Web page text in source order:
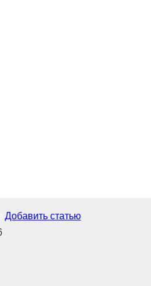
Добавить статью